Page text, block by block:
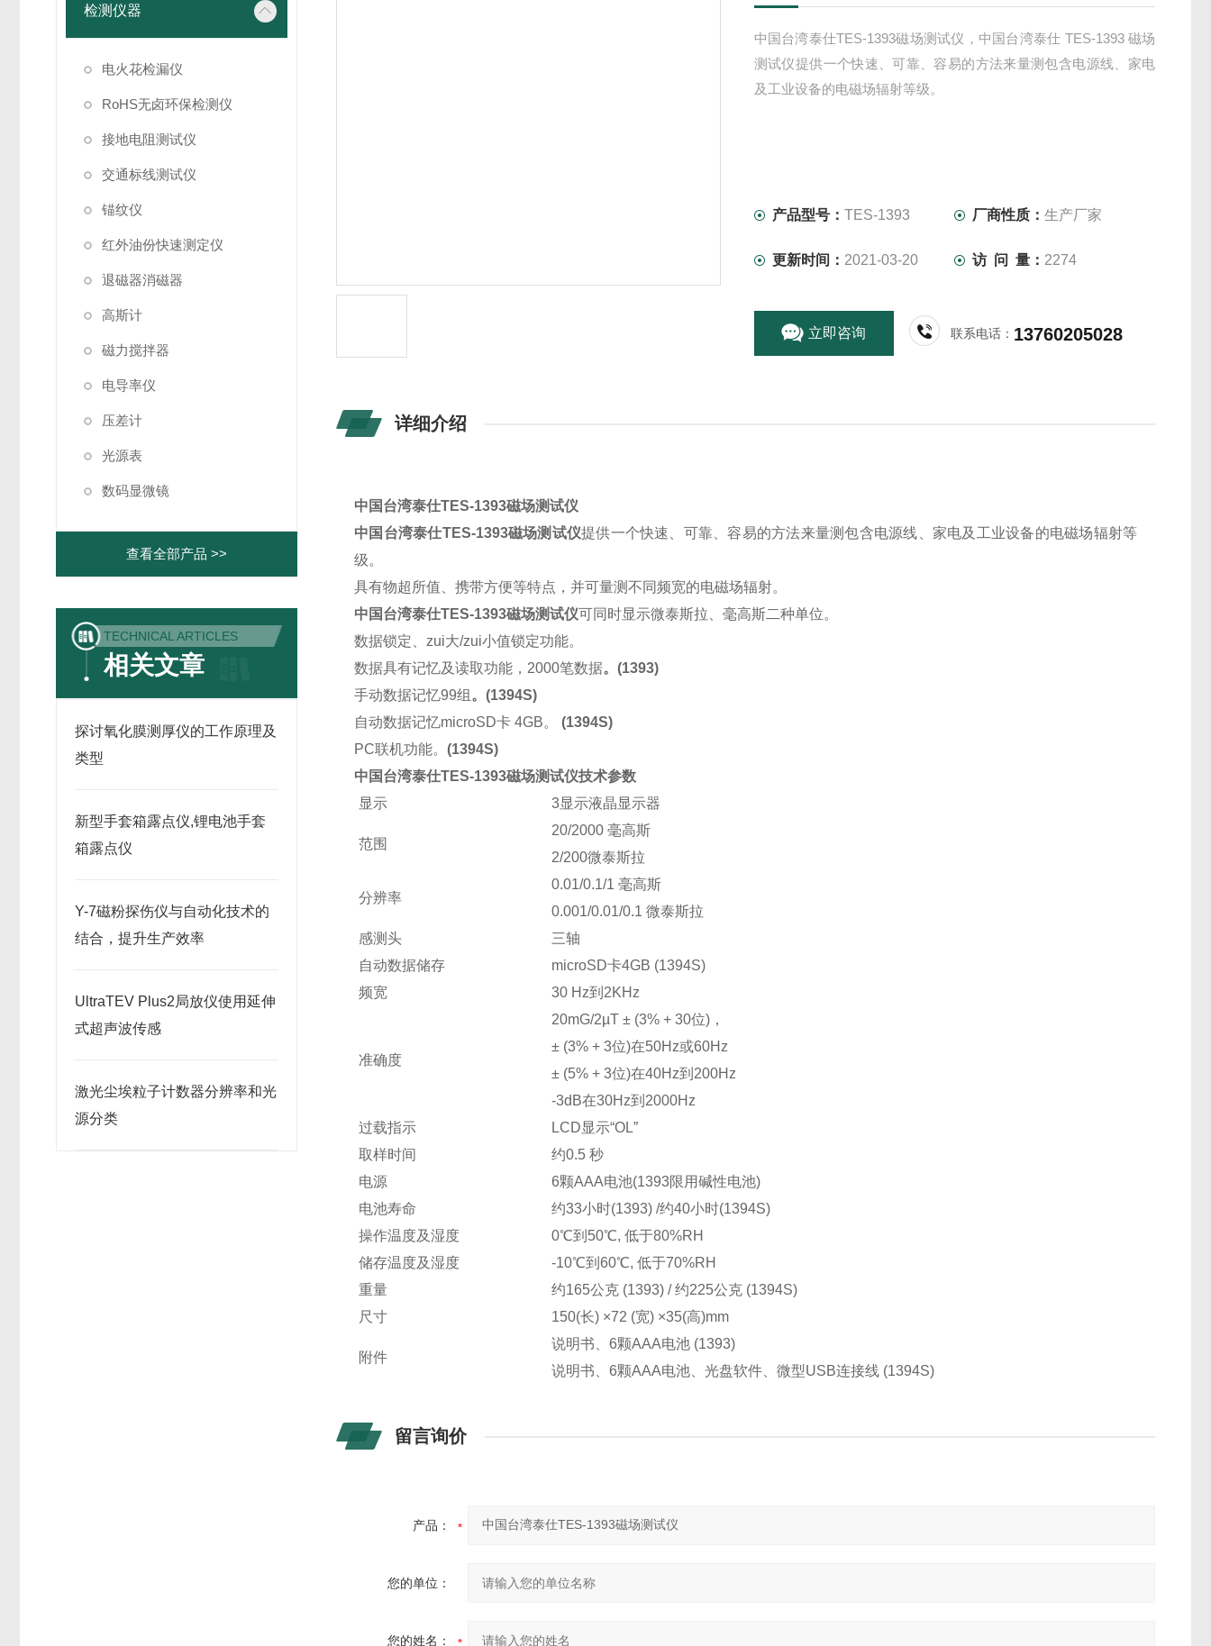
检测仪器
电火花检漏仪
RoHS无卤环保检测仪
接地电阻测试仪
交通标线测试仪
锚纹仪
红外油份快速测定仪
退磁器消磁器
高斯计
磁力搅拌器
电导率仪
压差计
光源表
数码显微镜
查看全部产品 >>
TECHNICAL ARTICLES
相关文章
探讨氧化膜测厚仪的工作原理及
类型
新型手套箱露点仪,锂电池手套
箱露点仪
Y-7磁粉探伤仪与自动化技术的
结合，提升生产效率
UltraTEV Plus2局放仪使用延伸
式超声波传感
激光尘埃粒子计数器分辨率和光
源分类
中国台湾泰仕TES-1393磁场测试仪，中国台湾泰仕 TES-1393 磁场
测试仪提供一个快速、可靠、容易的方法来量测包含电源线、家电
及工业设备的电磁场辐射等级。
产品型号： TES-1393 厂商性质：生产厂家
更新时间： 2021-03-20 访 问 量： 2274
立即咨询 联系电话： 13760205028
详细介绍
中国台湾泰仕TES-1393磁场测试仪
中国台湾泰仕TES-1393磁场测试仪提供一个快速、可靠、容易的方法来量测包含电源线、家电及工业设备的电磁场辐射等
级。
具有物超所值、携带方便等特点，并可量测不同频宽的电磁场辐射。
中国台湾泰仕TES-1393磁场测试仪可同时显示微泰斯拉、毫高斯二种单位。
数据锁定、zui大/zui小值锁定功能。
数据具有记忆及读取功能，2000笔数据。(1393)
手动数据记忆99组 。(1394S)
自动数据记忆microSD卡 4GB。(1394S)
PC联机功能。(1394S)
中国台湾泰仕TES-1393磁场测试仪技术参数
显示
3显示液晶显示器
范围
20/2000 毫高斯
2/200微泰斯拉
分辨率
0.01/0.1/1 毫高斯
0.001/0.01/0.1 微泰斯拉
感测头
三轴
自动数据储存
microSD卡4GB (1394S)
频宽
30 Hz到2KHz
准确度
20mG/2µT ± (3% + 30位)，
± (3% + 3位)在50Hz或60Hz
± (5% + 3位)在40Hz到200Hz
-3dB在30Hz到2000Hz
过载指示
LCD显示“OL”
取样时间
约0.5 秒
电源
6颗AAA电池(1393限用碱性电池)
电池寿命
约33小时(1393) /约40小时(1394S)
操作温度及湿度
0℃到50℃, 低于80%RH
储存温度及湿度
-10℃到60℃, 低于70%RH
重量
约165公克 (1393) / 约225公克 (1394S)
尺寸
150(长) ×72 (宽) ×35(高)mm
附件
说明书、6颗AAA电池 (1393)
说明书、6颗AAA电池、光盘软件、微型USB连接线 (1394S)
留言询价
产品：
您的单位：
您的姓名：